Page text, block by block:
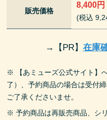
販売価格
8,400円
(税込
→ 【PR】 在庫
※ 【あミューズ公式サイト】
了）、予約商品の場合は受付
ご了承くださいませ。
※ 予約商品は再販売商品、シ